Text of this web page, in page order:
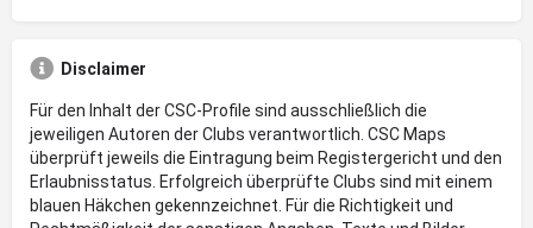
Disclaimer
Für den Inhalt der CSC-Profile sind ausschließlich die
jeweiligen Autoren der Clubs verantwortlich. CSC Maps
überprüft jeweils die Eintragung beim Registergericht und den
Erlaubnisstatus. Erfolgreich überprüfte Clubs sind mit einem
blauen Häkchen gekennzeichnet. Für die Richtigkeit und